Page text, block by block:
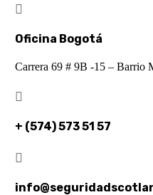

Oficina Bogotá
Carrera 69 # 9B -15 – Barrio

+ (574) 573 51 57
